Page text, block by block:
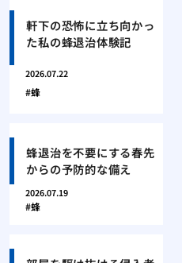
軒下の恐怖に立ち向かっ
た私の蜂退治体験記
2026.07.22
蜂
蜂退治を不要にする春先
からの予防的な備え
2026.07.19
蜂